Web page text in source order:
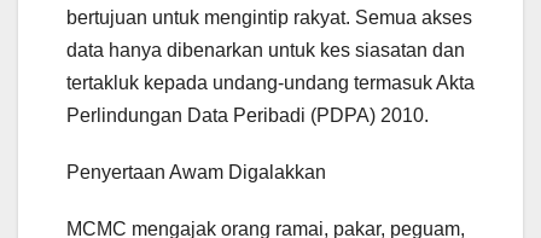
bertujuan untuk mengintip rakyat. Semua akses
data hanya dibenarkan untuk kes siasatan dan
tertakluk kepada undang-undang termasuk Akta
Perlindungan Data Peribadi (PDPA) 2010.
Penyertaan Awam Digalakkan
MCMC mengajak orang ramai, pakar, peguam,